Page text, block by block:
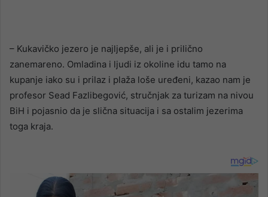
– Kukavičko jezero je najljepše, ali je i prilično
zanemareno. Omladina i ljudi iz okoline idu tamo na
kupanje iako su i prilaz i plaža loše uređeni, kazao nam je
profesor Sead Fazlibegović, stručnjak za turizam na nivou
BiH i pojasnio da je slična situacija i sa ostalim jezerima
toga kraja.